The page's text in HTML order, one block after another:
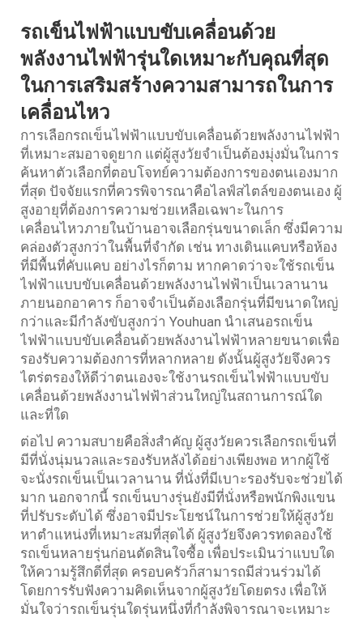
รถเข็นไฟฟ้าแบบขับเคลื่อนด้วย
พลังงานไฟฟ้ารุ่นใดเหมาะกับคุณที่สุด
ในการเสริมสร้างความสามารถในการ
เคลื่อนไหว
การเลือกรถเข็นไฟฟ้าแบบขับเคลื่อนด้วยพลังงานไฟฟ้า
ที่เหมาะสมอาจดูยาก แต่ผู้สูงวัยจำเป็นต้องมุ่งมั่นในการ
ค้นหาตัวเลือกที่ตอบโจทย์ความต้องการของตนเองมาก
ที่สุด ปัจจัยแรกที่ควรพิจารณาคือไลฟ์สไตล์ของตนเอง ผู้
สูงอายุที่ต้องการความช่วยเหลือเฉพาะในการ
เคลื่อนไหวภายในบ้านอาจเลือกรุ่นขนาดเล็ก ซึ่งมีความ
คล่องตัวสูงกว่าในพื้นที่จำกัด เช่น ทางเดินแคบหรือห้อง
ที่มีพื้นที่คับแคบ อย่างไรก็ตาม หากคาดว่าจะใช้รถเข็น
ไฟฟ้าแบบขับเคลื่อนด้วยพลังงานไฟฟ้าเป็นเวลานาน
ภายนอกอาคาร ก็อาจจำเป็นต้องเลือกรุ่นที่มีขนาดใหญ่
กว่าและมีกำลังขับสูงกว่า Youhuan นำเสนอรถเข็น
ไฟฟ้าแบบขับเคลื่อนด้วยพลังงานไฟฟ้าหลายขนาดเพื่อ
รองรับความต้องการที่หลากหลาย ดังนั้นผู้สูงวัยจึงควร
ไตร่ตรองให้ดีว่าตนเองจะใช้งานรถเข็นไฟฟ้าแบบขับ
เคลื่อนด้วยพลังงานไฟฟ้าส่วนใหญ่ในสถานการณ์ใด
และที่ใด
ต่อไป ความสบายคือสิ่งสำคัญ ผู้สูงวัยควรเลือกรถเข็นที่
มีที่นั่งนุ่มนวลและรองรับหลังได้อย่างเพียงพอ หากผู้ใช้
จะนั่งรถเข็นเป็นเวลานาน ที่นั่งที่มีเบาะรองรับจะช่วยได้
มาก นอกจากนี้ รถเข็นบางรุ่นยังมีที่นั่งหรือพนักพิงแขน
ที่ปรับระดับได้ ซึ่งอาจมีประโยชน์ในการช่วยให้ผู้สูงวัย
หาตำแหน่งที่เหมาะสมที่สุดได้ ผู้สูงวัยจึงควรทดลองใช้
รถเข็นหลายรุ่นก่อนตัดสินใจซื้อ เพื่อประเมินว่าแบบใด
ให้ความรู้สึกดีที่สุด ครอบครัวก็สามารถมีส่วนร่วมได้
โดยการรับฟังความคิดเห็นจากผู้สูงวัยโดยตรง เพื่อให้
มั่นใจว่ารถเข็นรุ่นใดรุ่นหนึ่งที่กำลังพิจารณาจะเหมาะ